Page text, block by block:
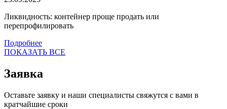
Ликвидность: контейнер проще продать или
перепрофилировать
Подробнее
ПОКАЗАТЬ ВСЕ
Заявка
Оставьте заявку и наши специалисты свяжутся с вами в
кратчайшие сроки